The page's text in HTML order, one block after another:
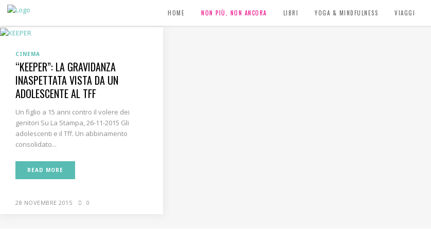
HOME NON PIÙ, NON ANCORA LIBRI YOGA & MINDFULNESS VIAGGI
CINEMA
“KEEPER”: LA GRAVIDANZA
INASPETTATA VISTA DA UN
ADOLESCENTE AL TFF
Un figlio a 15 anni contro il volere dei
genitori Su La Stampa, 26-11-2015 Gli
adolescenti e il Tff. Un abbinamento
consolidato...
READ MORE
28 NOVEMBRE 2015 0